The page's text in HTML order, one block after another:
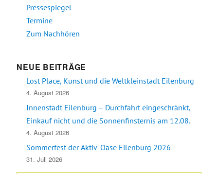
Pressespiegel
Termine
Zum Nachhören
NEUE BEITRÄGE
Lost Place, Kunst und die Weltkleinstadt Eilenburg
4. August 2026
Innenstadt Eilenburg – Durchfahrt eingeschränkt,
Einkauf nicht und die Sonnenfinsternis am 12.08.
4. August 2026
Sommerfest der Aktiv-Oase Eilenburg 2026
31. Juli 2026